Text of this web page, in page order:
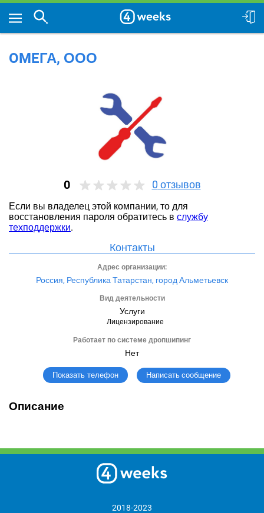
OMEГА, ООО
0 0 отзывов
Если вы владелец этой компании, то для
восстановления пароля обратитесь в службу
техподдержки.
Контакты
Адрес организации:
Россия, Республика Татарстан, город Альметьевск
Вид деятельности
Услуги
Лицензирование
Работает по системе дропшипинг
Нет
Показать телефон Написать сообщение
Описание
2018-2023